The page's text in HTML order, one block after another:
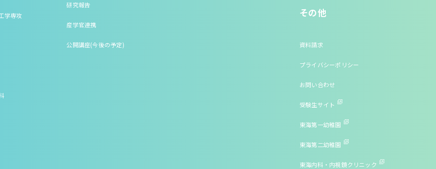
学専攻
研究報告
産学官連携
公開講座(今後の予定)
その他
資料請求
プライバシーポリシー
お問い合わせ
受験生サイト
東海第一幼稚園
東海第二幼稚園
東海内科・内視鏡クリニック